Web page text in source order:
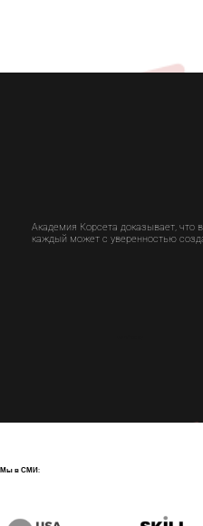
Академия Корсета доказывает, что
каждый может с уверенностью
Мы в СМИ: